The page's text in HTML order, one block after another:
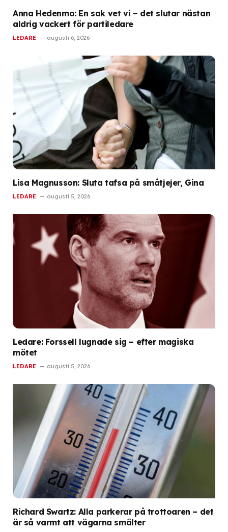
Anna Hedenmo: En sak vet vi – det slutar nästan
aldrig vackert för partiledare
LEDARE augusti 6, 2026
Lisa Magnusson: Sluta tafsa på småtjejer, Gina
LEDARE augusti 5, 2026
Ledare: Forssell lugnade sig – efter magiska
mötet
LEDARE augusti 5, 2026
Richard Swartz: Alla parkerar på trottoaren – det
är så varmt att vägarna smälter